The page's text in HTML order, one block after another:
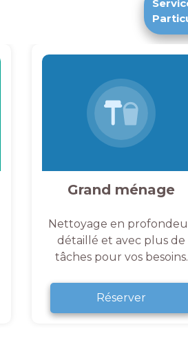
Grand ménage
Nettoyage en
détaillé et avec plus de
tâches pour vos besoins.
Réserver